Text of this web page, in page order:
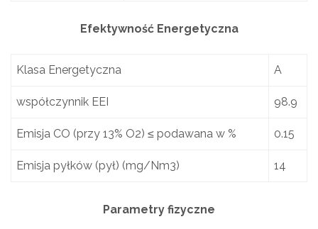
Efektywność Energetyczna
Klasa Energetyczna A
współczynnik EEI 98.9
Emisja CO (przy 13% O2) ≤ podawana w % 0.15
Emisja pyłków (pył) (mg/Nm3) 14
Parametry fizyczne